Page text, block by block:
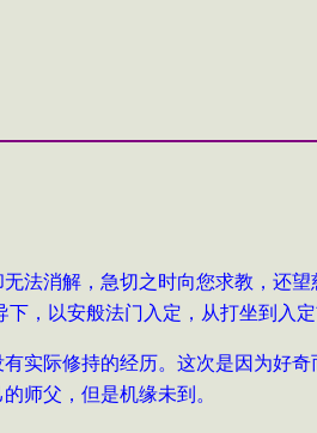
法消解，急切之时向您求教，还望
，以安般法门入定，从打坐到入
实际修持的经历。这次是因为好
师父，但是机缘未到。